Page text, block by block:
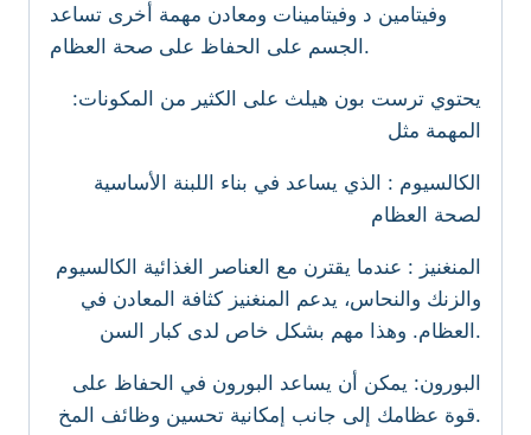
وفيتامين د وفيتامينات ومعادن مهمة أخرى تساعد
الجسم على الحفاظ على صحة العظام.
:يحتوي ترست بون هيلث على الكثير من المكونات
المهمة مثل
الكالسيوم : الذي يساعد في بناء اللبنة الأساسية
لصحة العظام
المنغنيز : عندما يقترن مع العناصر الغذائية الكالسيوم
والزنك والنحاس، يدعم المنغنيز كثافة المعادن في
العظام. وهذا مهم بشكل خاص لدى كبار السن.
البورون: يمكن أن يساعد البورون في الحفاظ على
قوة عظامك إلى جانب إمكانية تحسين وظائف المخ.